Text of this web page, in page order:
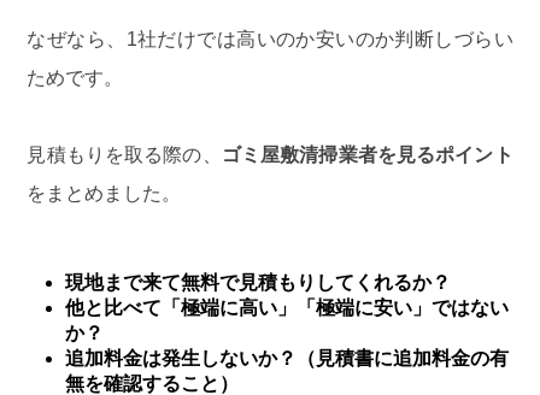
なぜなら、1社だけでは高いのか安いのか判断しづらい
ためです。
見積もりを取る際の、
ゴミ屋敷清掃業者を見るポイント
をまとめました。
現地まで来て無料で見積もりしてくれるか？
他と比べて「極端に高い」「極端に安い」ではない
か？
追加料金は発生しないか？（見積書に追加料金の有
無を確認すること）